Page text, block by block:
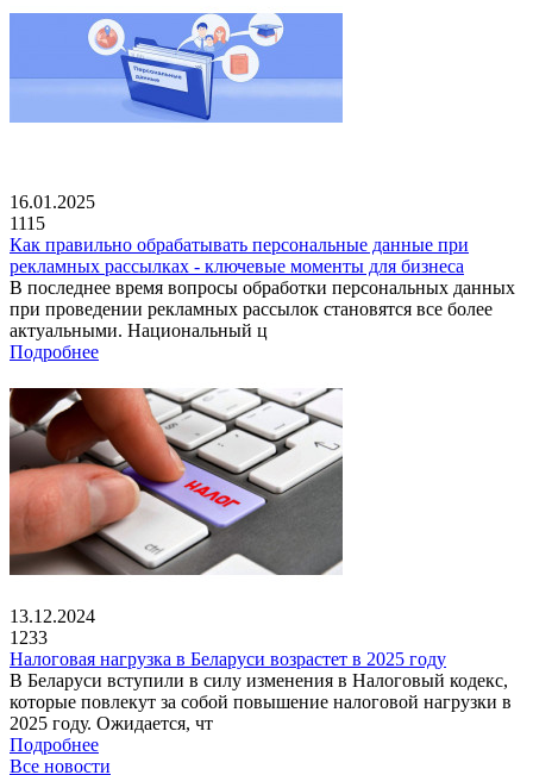
16.01.2025
1115
Как правильно обрабатывать персональные данные при
рекламных рассылках - ключевые моменты для бизнеса
В последнее время вопросы обработки персональных данных
при проведении рекламных рассылок становятся все более
актуальными. Национальный ц
Подробнее
13.12.2024
1233
Налоговая нагрузка в Беларуси возрастет в 2025 году
В Беларуси вступили в силу изменения в Налоговый кодекс,
которые повлекут за собой повышение налоговой нагрузки в
2025 году. Ожидается, чт
Подробнее
Все новости